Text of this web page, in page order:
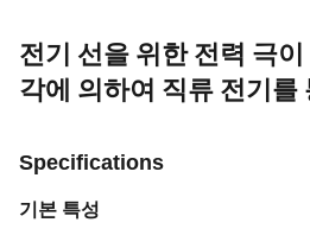
전기 선을 위한 전력 극
각에 의하여 직류 전기를
Specifications
기본 특성